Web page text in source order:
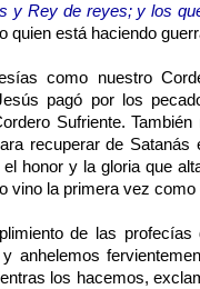
y Rey de reyes; y los
quien está haciendo
como nuestro
pagó por los
Sufriente.
recuperar de
honor y la gloria que
vino la primera vez
de las
anhelemos
los hacemos,